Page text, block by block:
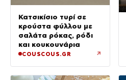
Κατσικίσιο τυρί σε
κρούστα φύλλου με
σαλάτα ρόκας, ρόδι
και κουκουνάρια
COUSCOUS.GR ↗